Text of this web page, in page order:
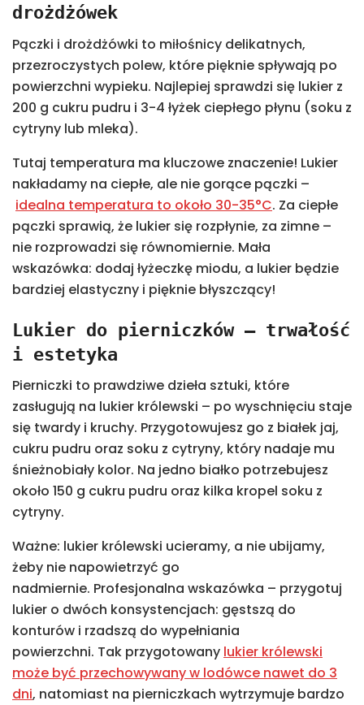
drożdżówek
Pączki i drożdżówki to miłośnicy delikatnych,
przezroczystych polew, które pięknie spływają po
powierzchni wypieku. Najlepiej sprawdzi się lukier z
200 g cukru pudru i 3-4 łyżek ciepłego płynu (soku z
cytryny lub mleka).
Tutaj temperatura ma kluczowe znaczenie! Lukier
nakładamy na ciepłe, ale nie gorące pączki –
idealna temperatura to około 30-35°C. Za ciepłe
pączki sprawią, że lukier się rozpłynie, za zimne –
nie rozprowadzi się równomiernie. Mała
wskazówka: dodaj łyżeczkę miodu, a lukier będzie
bardziej elastyczny i pięknie błyszczący!
Lukier do pierniczków – trwałość
i estetyka
Pierniczki to prawdziwe dzieła sztuki, które
zasługują na lukier królewski – po wyschnięciu staje
się twardy i kruchy. Przygotowujesz go z białek jaj,
cukru pudru oraz soku z cytryny, który nadaje mu
śnieżnobiały kolor. Na jedno białko potrzebujesz
około 150 g cukru pudru oraz kilka kropel soku z
cytryny.
Ważne: lukier królewski ucieramy, a nie ubijamy,
żeby nie napowietrzyć go
nadmiernie. Profesjonalna wskazówka – przygotuj
lukier o dwóch konsystencjach: gęstszą do
konturów i rzadszą do wypełniania
powierzchni. Tak przygotowany lukier królewski
może być przechowywany w lodówce nawet do 3
dni, natomiast na pierniczkach wytrzymuje bardzo